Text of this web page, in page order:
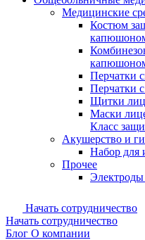
Медицинские
Костюм
Перчатки
Перчатки
Щитки
Маски
Класс
Акушерство и
Набор для
Прочее
Начать сотрудничество
Начать сотрудничество
Блог О компании